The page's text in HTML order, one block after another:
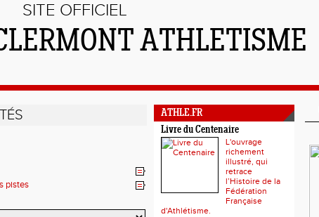
SITE OFFICIEL
ATHLETISME
pistes
ATHLE.FR
Livre du Centenaire
L'ouvrage
richement
illustré, qui
retrace
l’Histoire de la
Fédération
Française
d'Athlétisme.